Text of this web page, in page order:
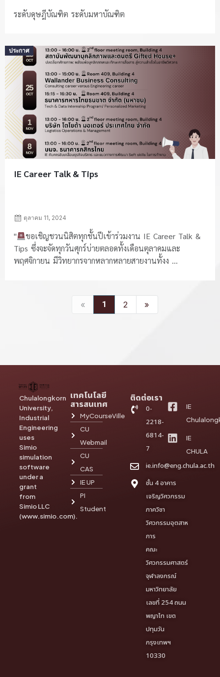
ระดับดุษฎีบัณฑิต ระดับมหาบัณฑิต
ประกาศ
IE Career Talk & Tips
Posted
on
ตุลาคม 11, 2024
"
ขอเชิญชวนนิสิตทุกชั้นปีเข้าร่วมงาน IE Career Talk &
Tips ซึ่งจะจัดทุกวันศุกร์บ่ายตลอดทั้งเดือนตุลาคมและ
พฤศจิกายน มีวิทยากรจากหลากหลายสายงานทั้งง ...
« 1 2 »
Chulalongkorn
University,
Industrial
Engineering
uses
Simio
simulation
software
under a
grant
from
Simio LLC
(www.simio.com).
เทคโนโลยี
สารสนเทศ
MyCourseVille
CU
Webmail
CU
CAS
IE UP
PI
Student
ติดต่อเรา
0-
2218-
6814-
7
ie.info@eng.chula.ac.th
ชั้น 4 อาคาร
เจริญวิศวกรรม
ภาควิชา
วิศวกรรมอุตสาห
การ
คณะ
วิศวกรรมศาสตร์
จุฬาลงกรณ์
มหาวิทยาลัย
เลขที่ 254 ถนน
พญาไท เขต
ปทุมวัน
กรุงเทพฯ
10330
IE
IE
CHULA